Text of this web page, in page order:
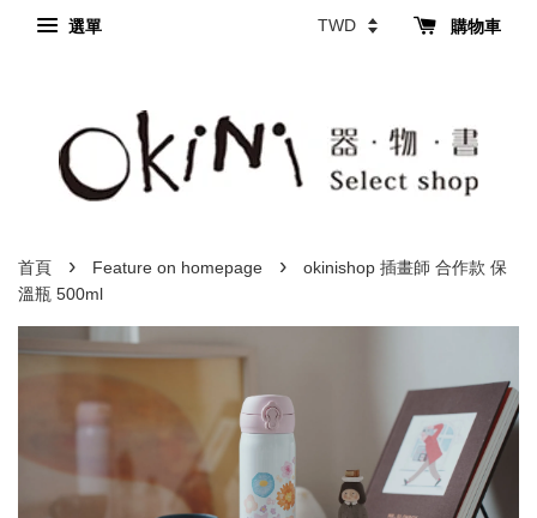
選單 購物車
首頁 › Feature on homepage ›
okinishop 插畫師 合作款 保
溫瓶 500ml